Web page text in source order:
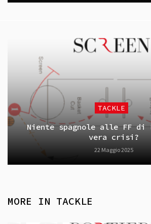
TACKLE
Niente spagnole alle FF di
vera crisi?
22 Maggio 2025
MORE IN TACKLE